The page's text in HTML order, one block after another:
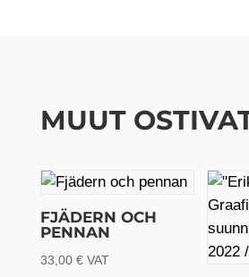
MUUT
FJÄDERN OCH
PENNAN
33,00 € VAT